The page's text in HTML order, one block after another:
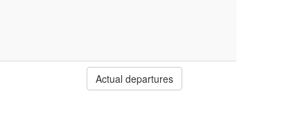
Actual departures